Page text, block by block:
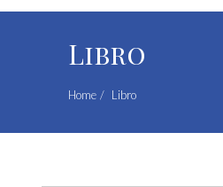
Ricerca per:
Libro
Home Libro